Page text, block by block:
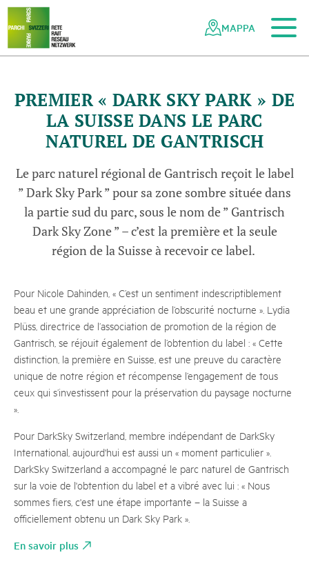
Navigazione
nella
rete
dei
Navigazione
rapida
Al contenuto principale
Alla navigazione mobile
Alla ricerca
Al piè di pagina
Alla mappa del sito
MAPPA
PREMIER « DARK SKY PARK » DE
LA SUISSE DANS LE PARC
NATUREL DE GANTRISCH
Le parc naturel régional de Gantrisch reçoit le label
” Dark Sky Park ” pour sa zone sombre située dans
la partie sud du parc, sous le nom de ” Gantrisch
Dark Sky Zone ” – c’est la première et la seule
région de la Suisse à recevoir ce label.
Pour Nicole Dahinden, « C’est un sentiment indescriptiblement
beau et une grande appréciation de l’obscurité nocturne ». Lydia
Plüss, directrice de l’association de promotion de la région de
Gantrisch, se réjouit également de l’obtention du label : « Cette
distinction, la première en Suisse, est une preuve du caractère
unique de notre région et récompense l’engagement de tous
ceux qui s’investissent pour la préservation du paysage nocturne
».
Pour DarkSky Switzerland, membre indépendant de DarkSky
International, aujourd'hui est aussi un « moment particulier ».
DarkSky Switzerland a accompagné le parc naturel de Gantrisch
sur la voie de l'obtention du label et a vibré avec lui : « Nous
sommes fiers, c'est une étape importante – la Suisse a
officiellement obtenu un Dark Sky Park ».
En savoir plus